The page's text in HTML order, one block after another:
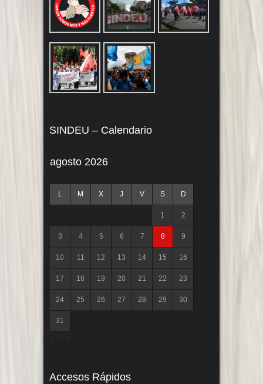
SINDEU – Calendario
agosto 2026
L M X J V S D
1 2
3 4 5 6 7 8 9
10 11 12 13 14 15 16
17 18 19 20 21 22 23
24 25 26 27 28 29 30
31
Accesos Rápidos